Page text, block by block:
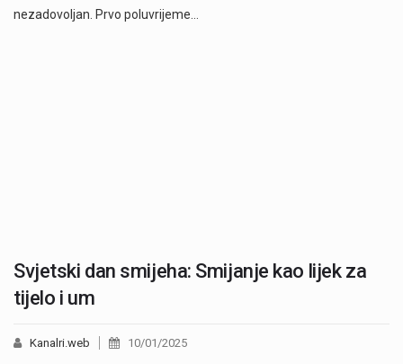
nezadovoljan. Prvo poluvrijeme…
Svjetski dan smijeha: Smijanje kao lijek za
tijelo i um
Kanalri.web 10/01/2025